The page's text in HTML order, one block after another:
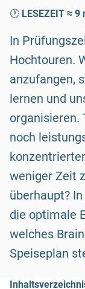
🕐 LESEZEIT ≈ 9
In
Hochtouren.
anzufangen,
lernen und
organisieren.
noch
weniger Zeit
überhaupt?
die optimale
welches
Speiseplan